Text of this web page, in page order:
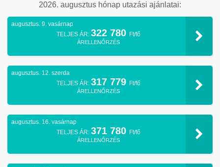
2026. augusztus hónap utazási ajánlatai:
augusztus. 9. vasárnap
TELJES ÁR: 322 780 Ft/fő
ÁRELLENŐRZÉS
augusztus. 12. szerda
TELJES ÁR: 317 779 Ft/fő
ÁRELLENŐRZÉS
augusztus. 16. vasárnap
TELJES ÁR: 371 780 Ft/fő
ÁRELLENŐRZÉS